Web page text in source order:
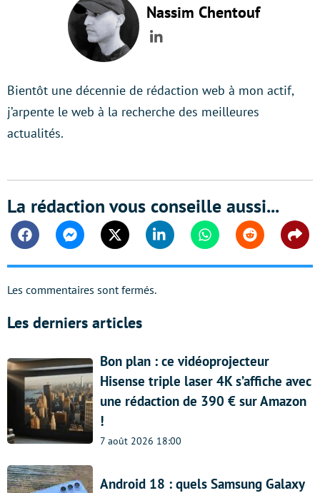
Nassim Chentouf
LinkedIn
Bientôt une décennie de rédaction web à mon actif,
j’arpente le web à la recherche des meilleures
actualités.
La rédaction vous conseille aussi...
FacebookMessengerTwitter Linkedin WhatsappReddit
Les commentaires sont fermés.
Les derniers articles
Bon plan : ce vidéoprojecteur
Hisense triple laser 4K s’affiche avec
une rédaction de 390 € sur Amazon
!
7 août 2026 18:00
Android 18 : quels Samsung Galaxy